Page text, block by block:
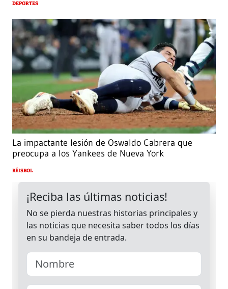
DEPORTES
La impactante lesión de Oswaldo Cabrera que
preocupa a los Yankees de Nueva York
BÉISBOL